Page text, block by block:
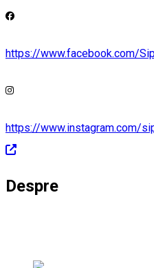
https://www.facebook.com/
https://www.instagram.com/
Despre